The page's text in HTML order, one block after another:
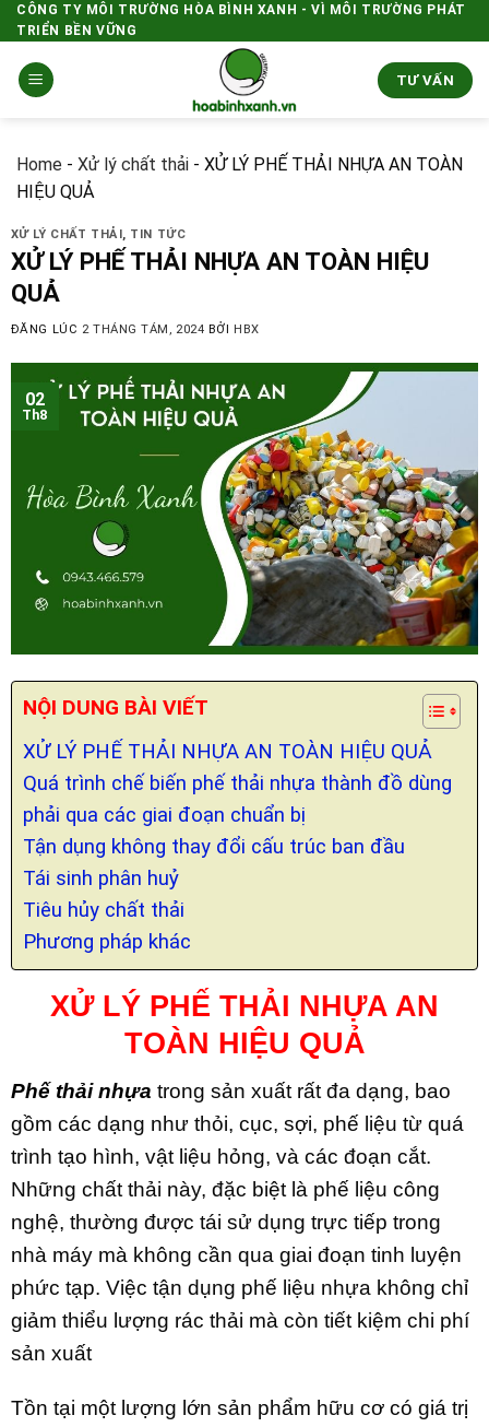
Skip
to
content
CÔNG TY MÔI TRƯỜNG HÒA BÌNH XANH - VÌ MÔI TRƯỜNG PHÁT
TRIỂN BỀN VỮNG
TƯ VẤN
Home - Xử lý chất thải - XỬ LÝ PHẾ THẢI NHỰA AN TOÀN
HIỆU QUẢ
XỬ LÝ CHẤT THẢI, TIN TỨC
XỬ LÝ PHẾ THẢI NHỰA AN TOÀN HIỆU
QUẢ
ĐĂNG LÚC 2 THÁNG TÁM, 2024 BỞI HBX
02
Th8
NỘI DUNG BÀI VIẾT
XỬ LÝ PHẾ THẢI NHỰA AN TOÀN HIỆU QUẢ
Quá trình chế biến phế thải nhựa thành đồ dùng
phải qua các giai đoạn chuẩn bị
Tận dụng không thay đổi cấu trúc ban đầu
Tái sinh phân huỷ
Tiêu hủy chất thải
Phương pháp khác
XỬ LÝ PHẾ THẢI NHỰA AN
TOÀN HIỆU QUẢ
Phế thải nhựa trong sản xuất rất đa dạng, bao
gồm các dạng như thỏi, cục, sợi, phế liệu từ quá
trình tạo hình, vật liệu hỏng, và các đoạn cắt.
Những chất thải này, đặc biệt là phế liệu công
nghệ, thường được tái sử dụng trực tiếp trong
nhà máy mà không cần qua giai đoạn tinh luyện
phức tạp. Việc tận dụng phế liệu nhựa không chỉ
giảm thiểu lượng rác thải mà còn tiết kiệm chi phí
sản xuất
Tồn tại một lượng lớn sản phẩm hữu cơ có giá trị